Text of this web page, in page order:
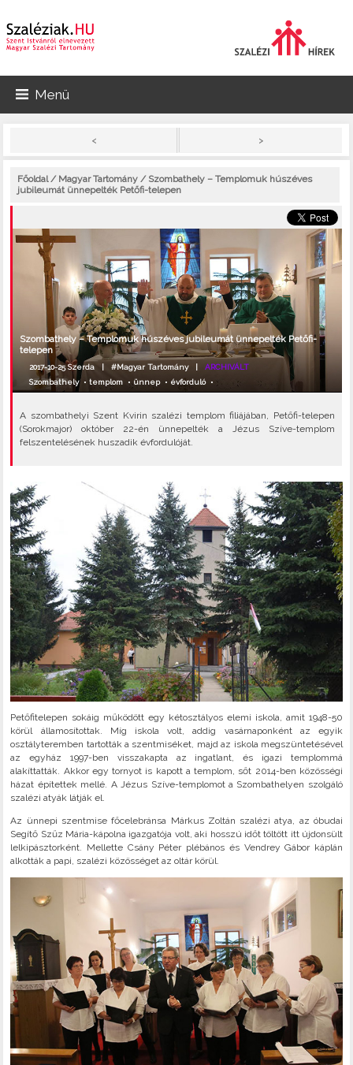
Menü
< >
Főoldal/ Magyar Tartomány / Szombathely – Templomuk húszéves
jubileumát ünnepelték Petőfi-telepen
Szombathely – Templomuk húszéves jubileumát ünnepelték Petőfi-
telepen
2017-10-25 Szerda |#Magyar Tartomány|ARCHIVÁLT
Szombathely•templom • ünnep• évforduló•
A szombathelyi Szent Kvirin szalézi templom filiájában, Petőfi-telepen
(Sorokmajor) október 22-én ünnepelték a Jézus Szíve-templom
felszentelésének huszadik évfordulóját.
Petőfitelepen sokáig működött egy kétosztályos elemi iskola, amit 1948-50
körül államosítottak. Míg iskola volt, addig vasárnaponként az egyik
osztályteremben tartották a szentmiséket, majd az iskola megszüntetésével
az egyház 1997-ben visszakapta az ingatlant, és igazi templommá
alakíttatták. Akkor egy tornyot is kapott a templom, sőt 2014-ben közösségi
házat építettek mellé. A Jézus Szíve-templomot a Szombathelyen szolgáló
szalézi atyák látják el.
Az ünnepi szentmise főcelebránsa Márkus Zoltán szalézi atya, az óbudai
Segítő Szűz Mária-kápolna igazgatója volt, aki hosszú időt töltött itt újdonsült
lelkipásztorként. Mellette Csány Péter plébános és Vendrey Gábor káplán
alkották a papi, szalézi közösséget az oltár körül.